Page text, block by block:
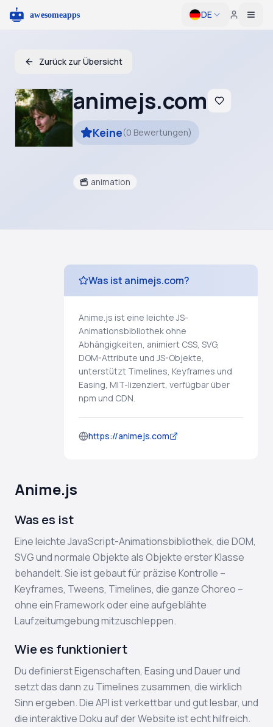
DE
Zurück zur Übersicht
animejs.com
Keine(0 Bewertungen)
animation
Was ist animejs.com?
Anime.js ist eine leichte JS-
Animationsbibliothek ohne
Abhängigkeiten, animiert CSS, SVG,
DOM-Attribute und JS-Objekte,
unterstützt Timelines, Keyframes und
Easing, MIT-lizenziert, verfügbar über
npm und CDN.
https://animejs.com
Anime.js
Was es ist
Eine leichte JavaScript-Animationsbibliothek, die DOM,
SVG und normale Objekte als Objekte erster Klasse
behandelt. Sie ist gebaut für präzise Kontrolle –
Keyframes, Tweens, Timelines, die ganze Choreo –
ohne ein Framework oder eine aufgeblähte
Laufzeitumgebung mitzuschleppen.
Wie es funktioniert
Du definierst Eigenschaften, Easing und Dauer und
setzt das dann zu Timelines zusammen, die wirklich
Sinn ergeben. Die API ist verkettbar und gut lesbar, und
die interaktive Doku auf der Website ist echt hilfreich.